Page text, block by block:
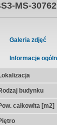
MS-
Galeria zdjęć
Informacje
budynku
całkowita [m2]